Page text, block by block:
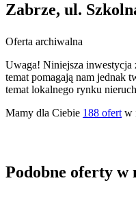
Zabrze, ul.
Oferta archiwalna
Uwaga! Niniejsza inwestycja
temat pomagają nam jednak
temat lokalnego rynku
Mamy dla Ciebie 188 ofert w
Podobne oferty